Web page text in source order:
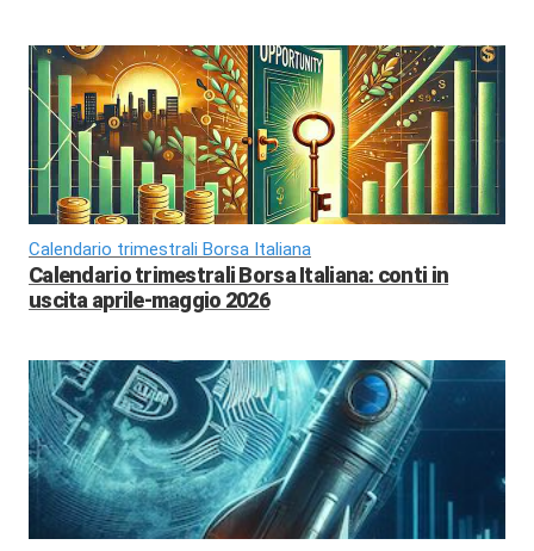
Calendario trimestrali Borsa Italiana
Calendario trimestrali Borsa Italiana: conti in
uscita aprile-maggio 2026